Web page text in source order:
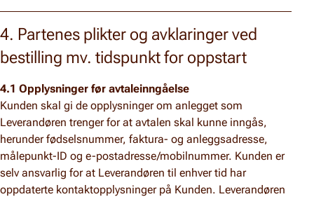
4. Partenes plikter og avklaringer ved
bestilling mv. tidspunkt for oppstart
4.1 Opplysninger før avtaleinngåelse
Kunden skal gi de opplysninger om anlegget som
Leverandøren trenger for at avtalen skal kunne inngås,
herunder fødselsnummer, faktura- og anleggsadresse,
målepunkt-ID og e-postadresse/mobilnummer. Kunden er
selv ansvarlig for at Leverandøren til enhver tid har
oppdaterte kontaktopplysninger på Kunden. Leverandøren